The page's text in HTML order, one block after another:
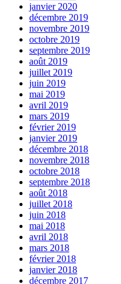
janvier 2020
décembre 2019
novembre 2019
octobre 2019
septembre 2019
août 2019
juillet 2019
juin 2019
mai 2019
avril 2019
mars 2019
février 2019
janvier 2019
décembre 2018
novembre 2018
octobre 2018
septembre 2018
août 2018
juillet 2018
juin 2018
mai 2018
avril 2018
mars 2018
février 2018
janvier 2018
décembre 2017